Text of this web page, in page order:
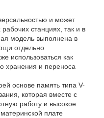
и может
рабочих станциях, так и в
модель выполнена в
отдельно
использоваться как
хранения и переноса
основе память типа V-
которая вместе с
работу и высокое
плате